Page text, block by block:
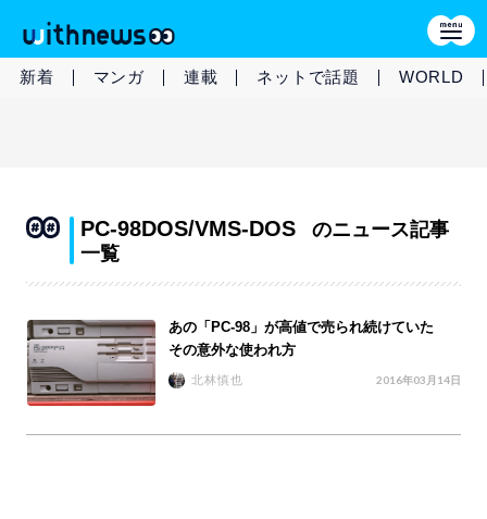
新着 マンガ 連載 ネットで話題 WORLD
PC-98DOS/VMS-DOS
のニュース記事
一覧
あの「PC-98」が高値で売られ続けていた
その意外な使われ方
北林慎也 2016年03月14日